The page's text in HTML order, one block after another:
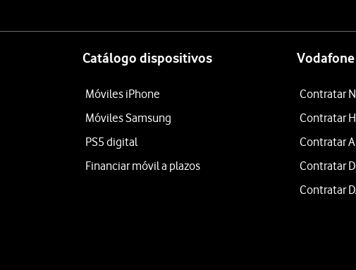
Catálogo dispositivos
Móviles iPhone
Móviles Samsung
PS5 digital
Financiar móvil a plazos
Contratar
Contratar
Contratar
Contratar
Contratar